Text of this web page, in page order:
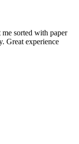
sorted with paper
Great experience